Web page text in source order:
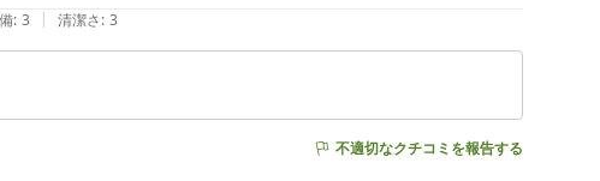
: 3 | 清潔さ: 3
不適切なクチコミを報告する